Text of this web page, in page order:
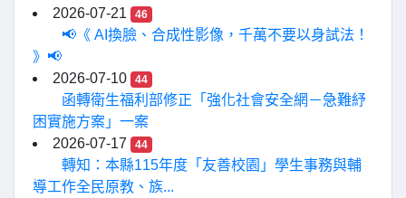
2026-07-21
46
📢《 AI換臉、合成性影像，千萬不要以身試法！
》📢
2026-07-10
44
函轉衛生福利部修正「強化社會安全網－急難紓
困實施方案」一案
2026-07-17
44
轉知：本縣115年度「友善校園」學生事務與輔
導工作全民原教、族...